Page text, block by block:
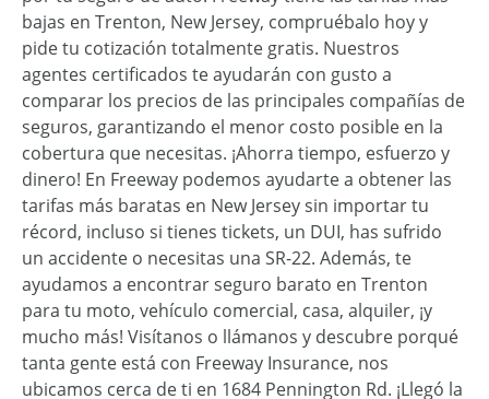
bajas en Trenton, New Jersey, compruébalo hoy y
pide tu cotización totalmente gratis. Nuestros
agentes certificados te ayudarán con gusto a
comparar los precios de las principales compañías de
seguros, garantizando el menor costo posible en la
cobertura que necesitas. ¡Ahorra tiempo, esfuerzo y
dinero! En Freeway podemos ayudarte a obtener las
tarifas más baratas en New Jersey sin importar tu
récord, incluso si tienes tickets, un DUI, has sufrido
un accidente o necesitas una SR-22. Además, te
ayudamos a encontrar seguro barato en Trenton
para tu moto, vehículo comercial, casa, alquiler, ¡y
mucho más! Visítanos o llámanos y descubre porqué
tanta gente está con Freeway Insurance, nos
ubicamos cerca de ti en 1684 Pennington Rd. ¡Llegó la